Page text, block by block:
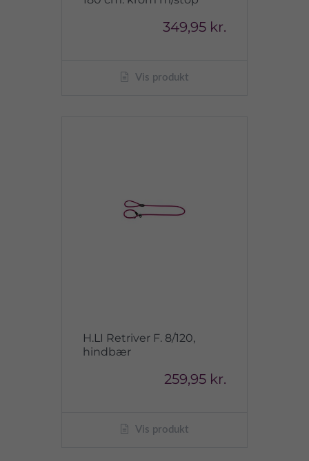
349,95 kr.
Vis produkt
H.LI Retriver F. 8/120,
hindbær
259,95 kr.
Vis produkt